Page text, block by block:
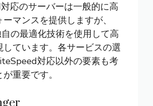
応のサーバーは一般的に高
マンスを提供しますが、
の最適化技術を使用して高
しています。各サービスの選
対応以外の要素も考
重要です。